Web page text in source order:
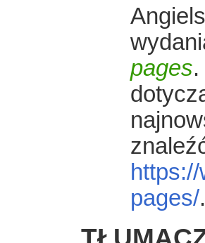
pages
pages/.